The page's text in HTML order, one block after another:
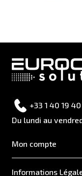
+33 1 40 19
Du lundi au
Mon compte
Informations